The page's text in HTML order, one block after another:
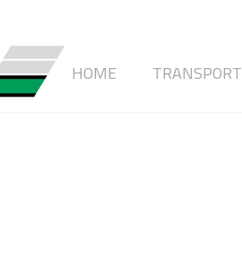
HOME TRANSPORT